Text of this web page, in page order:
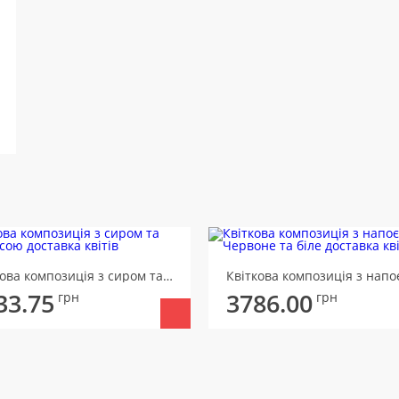
Квіткова композиція з сиром та ковбасою
грн 3786.00 грн